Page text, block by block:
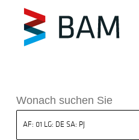
BAM
Wonach suchen Sie